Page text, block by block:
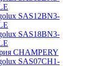
SAS12BN3-
SAS18BN3-
CHAMPERY
SAS07CH1-